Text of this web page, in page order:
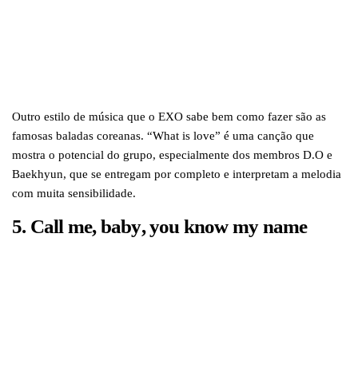
Outro estilo de música que o EXO sabe bem como fazer são as
famosas baladas coreanas. “What is love” é uma canção que
mostra o potencial do grupo, especialmente dos membros D.O e
Baekhyun, que se entregam por completo e interpretam a melodia
com muita sensibilidade.
5. Call me, baby, you know my name